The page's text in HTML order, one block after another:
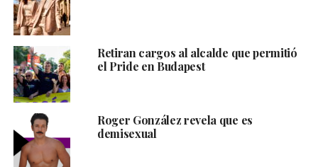
Retiran cargos al alcalde que permitió
el Pride en Budapest
Roger González revela que es
demisexual